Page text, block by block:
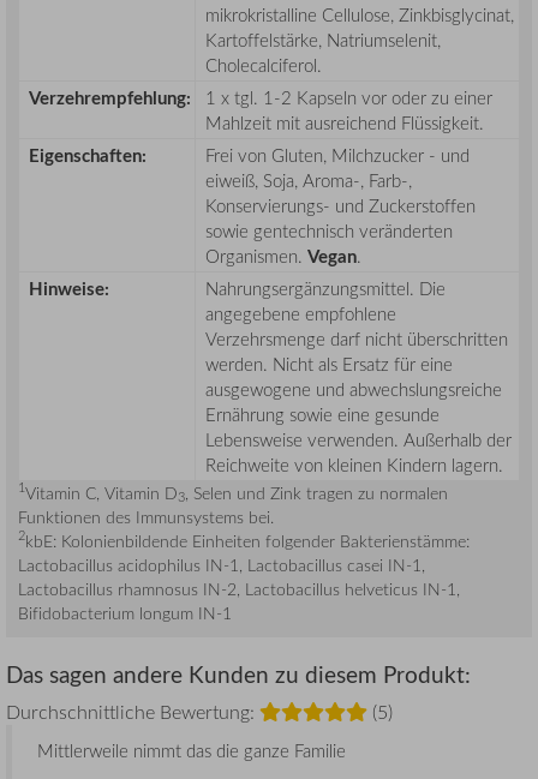
mikrokristalline Cellulose, Zinkbisglycinat,
Kartoffelstärke, Natriumselenit,
Cholecalciferol.
Verzehrempfehlung:
1 x tgl. 1-2 Kapseln vor oder zu einer
Mahlzeit mit ausreichend Flüssigkeit.
Eigenschaften:
Frei von Gluten, Milchzucker - und
eiweiß, Soja, Aroma-, Farb-,
Konservierungs- und Zuckerstoffen
sowie gentechnisch veränderten
Organismen. Vegan.
Hinweise:
Nahrungsergänzungsmittel. Die
angegebene empfohlene
Verzehrsmenge darf nicht überschritten
werden. Nicht als Ersatz für eine
ausgewogene und abwechslungsreiche
Ernährung sowie eine gesunde
Lebensweise verwenden. Außerhalb der
Reichweite von kleinen Kindern lagern.
1Vitamin C, Vitamin D3 , Selen und Zink tragen zu normalen
Funktionen des Immunsystems bei.
2kbE: Kolonienbildende Einheiten folgender Bakterienstämme:
Lactobacillus acidophilus IN-1, Lactobacillus casei IN-1,
Lactobacillus rhamnosus IN-2, Lactobacillus helveticus IN-1,
Bifidobacterium longum IN-1
Das sagen andere Kunden zu diesem Produkt:
Durchschnittliche Bewertung: (5)
Mittlerweile nimmt das die ganze Familie